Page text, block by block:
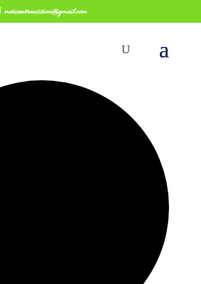
metzentransition@gmail.com